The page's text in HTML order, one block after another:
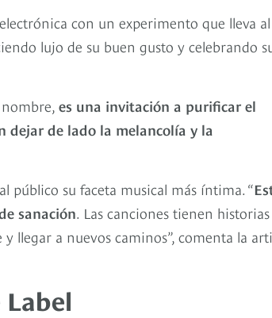
con un experimento que lleva al
lujo de su buen gusto y celebrando
es una invitación a purificar el
dejar de lado la melancolía y la
público su faceta musical más íntima. “
sanación. Las canciones tienen historias
llegar a nuevos caminos”, comenta la